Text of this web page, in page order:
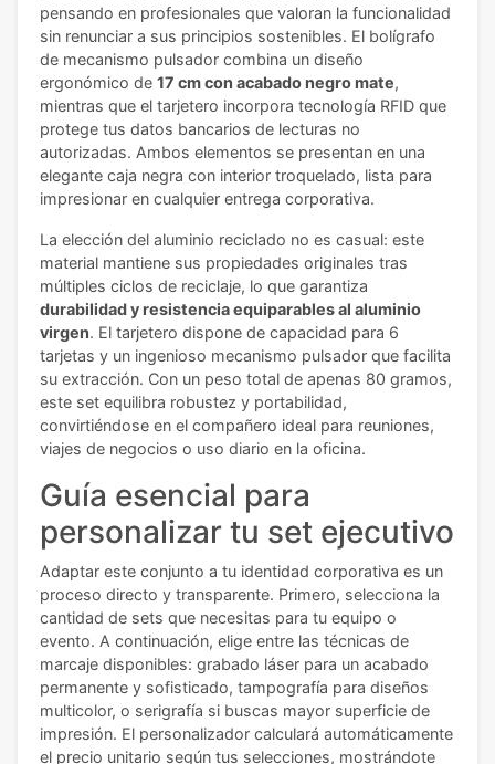
pensando en profesionales que valoran la funcionalidad
sin renunciar a sus principios sostenibles. El bolígrafo
de mecanismo pulsador combina un diseño
ergonómico de 17 cm con acabado negro mate,
mientras que el tarjetero incorpora tecnología RFID que
protege tus datos bancarios de lecturas no
autorizadas. Ambos elementos se presentan en una
elegante caja negra con interior troquelado, lista para
impresionar en cualquier entrega corporativa.
La elección del aluminio reciclado no es casual: este
material mantiene sus propiedades originales tras
múltiples ciclos de reciclaje, lo que garantiza
durabilidad y resistencia equiparables al aluminio
virgen. El tarjetero dispone de capacidad para 6
tarjetas y un ingenioso mecanismo pulsador que facilita
su extracción. Con un peso total de apenas 80 gramos,
este set equilibra robustez y portabilidad,
convirtiéndose en el compañero ideal para reuniones,
viajes de negocios o uso diario en la oficina.
Guía esencial para
personalizar tu set ejecutivo
Adaptar este conjunto a tu identidad corporativa es un
proceso directo y transparente. Primero, selecciona la
cantidad de sets que necesitas para tu equipo o
evento. A continuación, elige entre las técnicas de
marcaje disponibles: grabado láser para un acabado
permanente y sofisticado, tampografía para diseños
multicolor, o serigrafía si buscas mayor superficie de
impresión. El personalizador calculará automáticamente
el precio unitario según tus selecciones, mostrándote